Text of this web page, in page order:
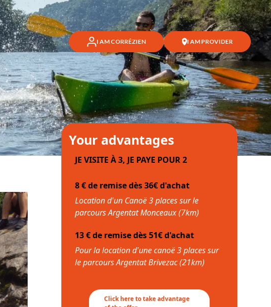
I AM CORRÉZIEN I AM PROVIDER
Your advantages
JE VISITE À 3, JE PAYE POUR 2
8 € de remise dès 36€ d'achat
Location d'un Canoë 3 places sur le
parcours Argentat Monceaux (7km)
13 € de remise dès 51€ d'achat
Pour la location d'une canoë 3 places sur
le parcours Argentat Brivezac (21km)
Click here to take advantage